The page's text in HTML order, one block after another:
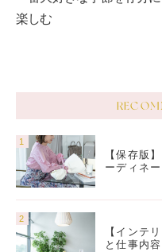
楽しむ
【保存版
ーディネ
【インテ
と仕事内